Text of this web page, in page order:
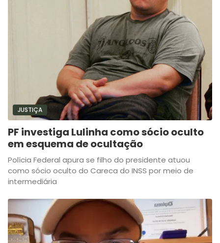
JUSTIÇA
PF investiga Lulinha como sócio oculto
em esquema de ocultação
Polícia Federal apura se filho do presidente atuou
como sócio oculto do Careca do INSS por meio de
intermediária